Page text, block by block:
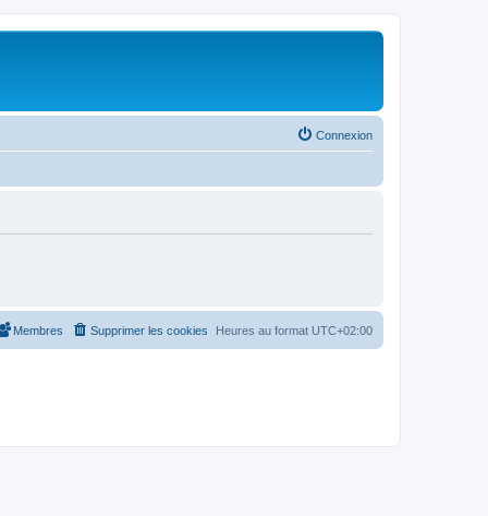
Connexion
Heures au format UTC+02:00
Supprimer les cookies
Membres